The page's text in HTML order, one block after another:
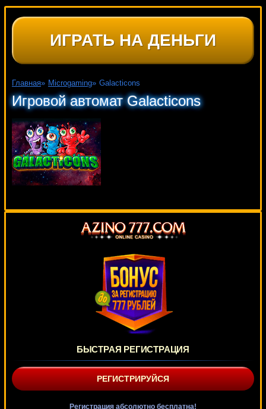
ИГРАТЬ НА ДЕНЬГИ
Главная» Microgaming» Galacticons
Игровой автомат Galacticons
БЫСТРАЯ РЕГИСТРАЦИЯ
РЕГИСТРИРУЙСЯ
Регистрация абсолютно бесплатна!